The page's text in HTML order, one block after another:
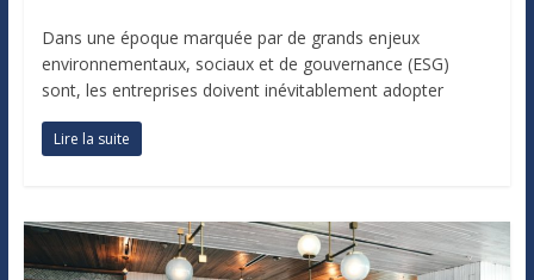
Dans une époque marquée par de grands enjeux
environnementaux, sociaux et de gouvernance (ESG)
sont, les entreprises doivent inévitablement adopter
Lire la suite